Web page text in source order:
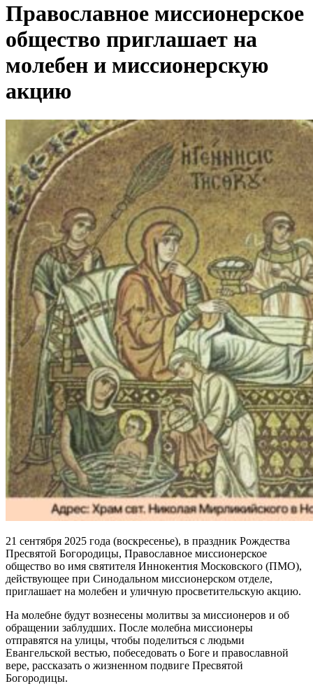
Православное миссионерское
общество приглашает на
молебен и миссионерскую
акцию
21 сентября 2025 года (воскресенье), в праздник Рождества
Пресвятой Богородицы, Православное миссионерское
общество во имя святителя Иннокентия Московского (ПМО),
действующее при Синодальном миссионерском отделе,
приглашает на молебен и уличную просветительскую акцию.
На молебне будут вознесены молитвы за миссионеров и об
обращении заблудших. После молебна миссионеры
отправятся на улицы, чтобы поделиться с людьми
Евангельской вестью, побеседовать о Боге и православной
вере, рассказать о жизненном подвиге Пресвятой
Богородицы.